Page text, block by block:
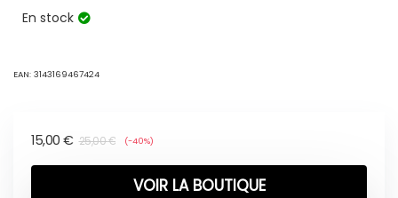
En stock
EAN: 3143169467424
25,00€
15,00 € (-40%)
VOIR LA BOUTIQUE